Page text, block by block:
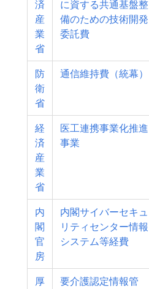
済
産
業
省
に資する共通基盤整
備のための技術開発
委託費
防
衛
省
通信維持費（統幕）
経
済
産
業
省
医工連携事業化推進
事業
内
閣
官
房
内閣サイバーセキュ
リティセンター情報
システム等経費
厚
要介護認定情報管